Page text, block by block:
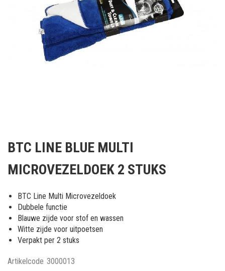
het
van
afbeeldingen-
gallerij
BTC LINE BLUE MULTI
MICROVEZELDOEK 2 STUKS
BTC Line Multi Microvezeldoek
Dubbele functie
Blauwe zijde voor stof en wassen
Witte zijde voor uitpoetsen
Verpakt per 2 stuks
Artikelcode 3000013